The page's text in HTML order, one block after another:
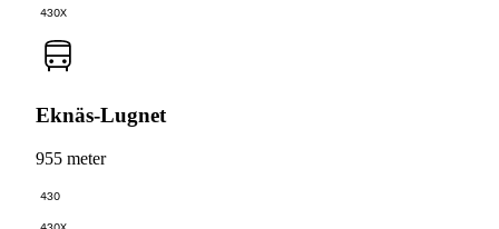
430X
Eknäs-Lugnet
955 meter
430